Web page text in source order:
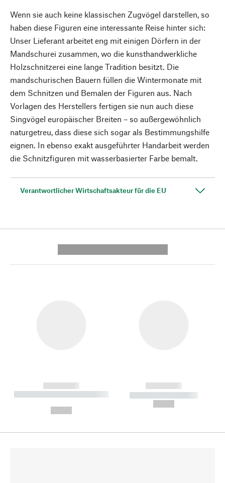
Wenn sie auch keine klassischen Zugvögel darstellen, so
haben diese Figuren eine interessante Reise hinter sich:
Unser Lieferant arbeitet eng mit einigen Dörfern in der
Mandschurei zusammen, wo die kunsthandwerkliche
Holzschnitzerei eine lange Tradition besitzt. Die
mandschurischen Bauern füllen die Wintermonate mit
dem Schnitzen und Bemalen der Figuren aus. Nach
Vorlagen des Herstellers fertigen sie nun auch diese
Singvögel europäischer Breiten – so außergewöhnlich
naturgetreu, dass diese sich sogar als Bestimmungshilfe
eignen. In ebenso exakt ausgeführter Handarbeit werden
die Schnitzfiguren mit wasserbasierter Farbe bemalt.
Verantwortlicher Wirtschaftsakteur für die EU
------------
----------- ----------- --------
------------
----------- -----------